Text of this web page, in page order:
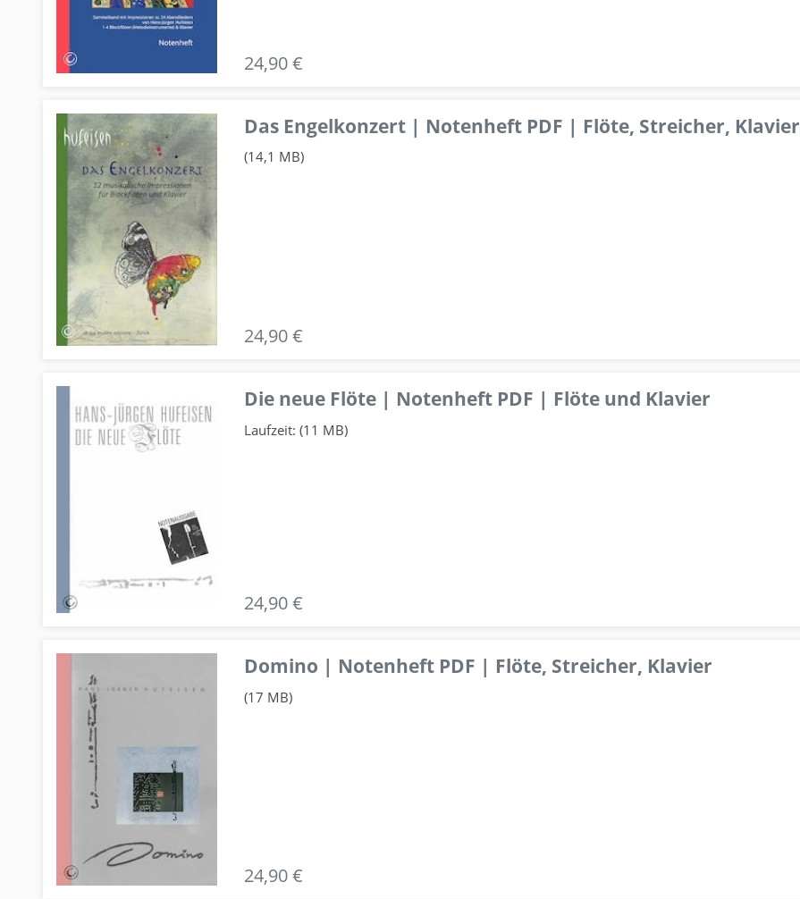
24,90 €
Das Engelkonzert | Notenheft PDF | Flöte, Streicher, Klavier
(14,1 MB)
24,90 €
Die neue Flöte | Notenheft PDF | Flöte und Klavier
Laufzeit: (11 MB)
24,90 €
Domino | Notenheft PDF | Flöte, Streicher, Klavier
(17 MB)
24,90 €